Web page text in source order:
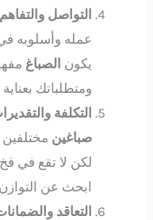
التواصل
عمله وأسلوبه
يكون الصباغ
ومتطلباتك
التكلفة
صباغين مختلفين
لكن لا تقع في فخ
ابحث عن
التعاقد